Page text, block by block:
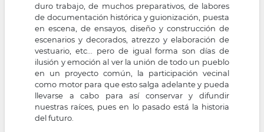
duro trabajo, de muchos preparativos, de labores
de documentación histórica y guionización, puesta
en escena, de ensayos, diseño y construcción de
escenarios y decorados, atrezzo y elaboración de
vestuario, etc... pero de igual forma son días de
ilusión y emoción al ver la unión de todo un pueblo
en un proyecto común, la participación vecinal
como motor para que esto salga adelante y pueda
llevarse a cabo para así conservar y difundir
nuestras raíces, pues en lo pasado está la historia
del futuro.